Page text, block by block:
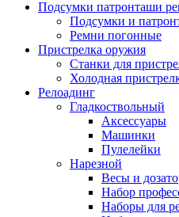
Подсумки патронташи
Подсумки и
Ремни погонные
Пристрелка оружия
Станки для
Холодная
Релоадинг
Гладкоствольный
Аксессуары
Машинки
Пулелейки
Нарезной
Весы и
Набор
Наборы для